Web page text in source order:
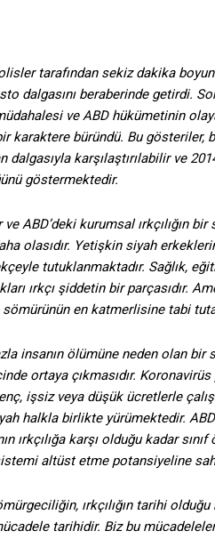
tarafından sekiz dakika
beraberinde getirdi.
ve ABD hükümetinin
karaktere büründü. Bu gösteriler,
dalgasıyla karşılaştırılabilir ve
göstermektedir.
ABD’deki kurumsal ırkçılığın bir
olasıdır. Yetişkin siyah
tutuklanmaktadır. Sağlık,
ırkçı şiddetin bir parçasıdır.
en katmerlisine tabi
insanın ölümüne neden olan bir
ortaya çıkmasıdır.
işsiz veya düşük ücretlerle
halkla birlikte yürümektedir. ABD
ırkçılığa karşı olduğu kadar sınıf
altüst etme potansiyeline
ırkçılığın tarihi
tarihidir. Biz bu